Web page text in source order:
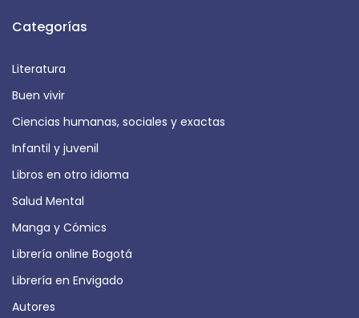
Categorías
Literatura
Buen vivir
Ciencias humanas, sociales y exactas
Infantil y juvenil
Libros en otro idioma
Salud Mental
Manga y Cómics
Librería online Bogotá
Librería en Envigado
Autores